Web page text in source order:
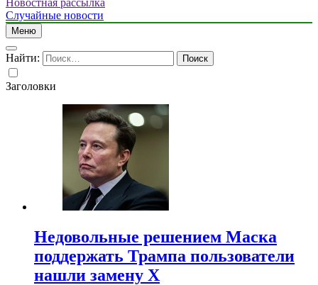
Новостная рассылка
Случайные новости
Меню
Найти:
Заголовки
Недовольные решением Маска
поддержать Трампа пользователи
нашли замену X